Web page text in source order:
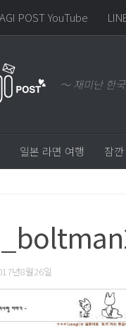
POST YouTube
～ 재미난 한
일본 라면 여행 잠
년8월26일